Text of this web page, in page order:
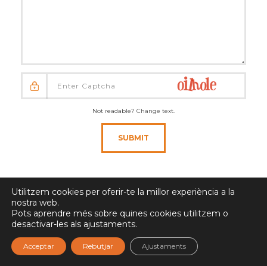
Not readable? Change text.
SUBMIT
Utilitzem cookies per oferir-te la millor experiència a la
nostra web.
Pots aprendre més sobre quines cookies utilitzem o
desactivar-les als ajustaments.
Acceptar Rebutjar Ajustaments